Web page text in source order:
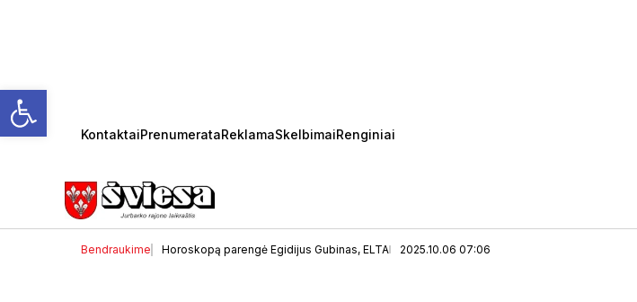
Open toolbar
KontaktaiPrenumerataReklamaSkelbimaiRenginiai
Savaitės horoskopas
Bendraukime Horoskopą parengė Egidijus Gubinas, ELTA 2025.10.06 07:06